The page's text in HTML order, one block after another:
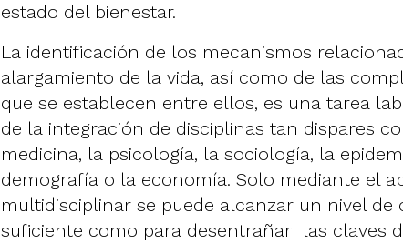
estado del bienestar.
La identificación de los mecanismos
alargamiento de la vida, así como de las
que se establecen entre ellos, es una tarea
de la integración de disciplinas tan dispares
medicina, la psicología, la sociología, la
demografía o la economía. Solo mediante el
multidisciplinar se puede alcanzar un nivel de
suficiente como para desentrañar las claves